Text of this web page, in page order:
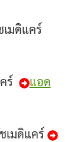
มดิแคร์
ร์
แอด
เมดิแคร์